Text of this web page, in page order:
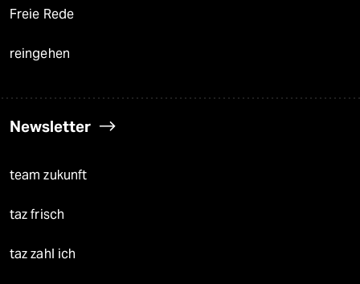
Freie Rede
reingehen
Newsletter
team zukunft
taz frisch
taz zahl ich